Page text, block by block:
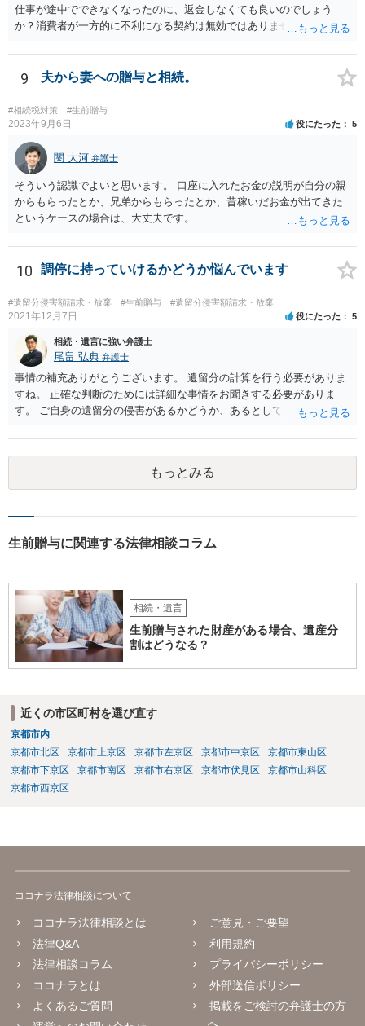
仕事が途中でできなくなったのに、返金しなくても良いのでしょう
か？消費者が一方的に不利になる契約は無効ではありませんか？
務があると思います。 倒れた弁護士が所属する弁護士会に相談さ
れた方がよいと思います。 倒れた弁護士は脳梗塞で倒れたようで
すが、 判断能力があり、復代理を倒れた弁護士の判断で復代理を
選任したのか 即ち、復代理人の選任は有効なのかという問題もあ
ると思います。
9 夫から妻への贈与と相続。
#相続税対策 #生前贈与
2023年9月6日 役にたった 5
関 大河 弁護士
そういう認識でよいと思います。 口座に入れたお金の説明が自分の親
からもらったとか、兄弟からもらったとか、昔稼いだお金が出てきた
というケースの場合は、大丈夫です。
10 調停に持っていけるかどうか悩んでいます
#遺留分侵害額請求・放棄 #生前贈与 #遺留分侵害額請求・放棄
2021年12月7日 役にたった 5
相続・遺言に強い弁護士
尾畠 弘典 弁護士
事情の補充ありがとうございます。 遺留分の計算を行う必要がありま
すね。 正確な判断のためには詳細な事情をお聞きする必要がありま
す。 ご自身の遺留分の侵害があるかどうか、あるとしてどの程度の金
相談されるのが良いと思います。
もっとみる
生前贈与に関連する法律相談コラム
相続・遺言
生前贈与された財産がある場合、遺産分
割はどうなる？
近くの市区町村を選び直す
京都市内
京都市北区
京都市上京区 京都市左京区 京都市中京区
京都市東山区
京都市下京区
京都市南区 京都市右京区 京都市伏見区
京都市山科区
京都市西京区
ココナラ法律相談について
ココナラ法律相談とは
法律Q&A
法律相談コラム
ココナラとは
よくあるご質問
ご意見・ご要望
利用規約
プライバシーポリシー
外部送信ポリシー
掲載をご検討の弁護士の方